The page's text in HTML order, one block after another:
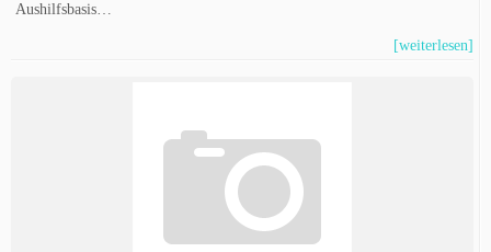
Aushilfsbasis…
[weiterlesen]